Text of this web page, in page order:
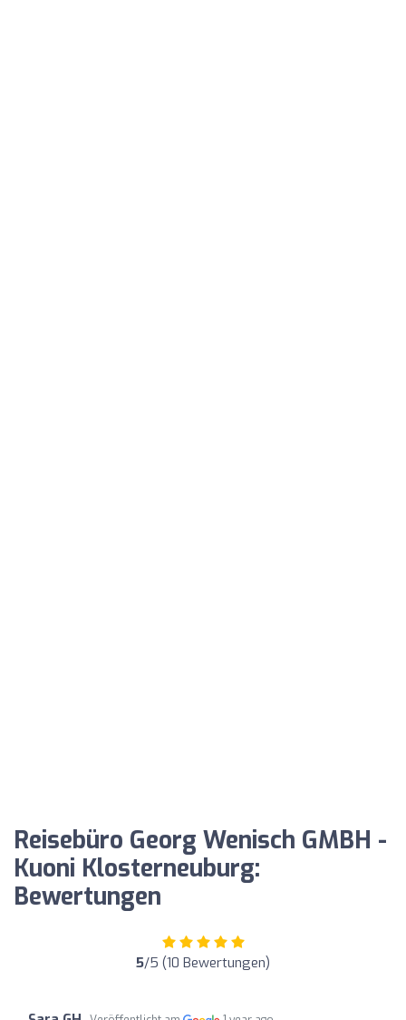
Reisebüro Georg Wenisch GMBH -
Kuoni Klosterneuburg:
Bewertungen
5/5 (10 Bewertungen)